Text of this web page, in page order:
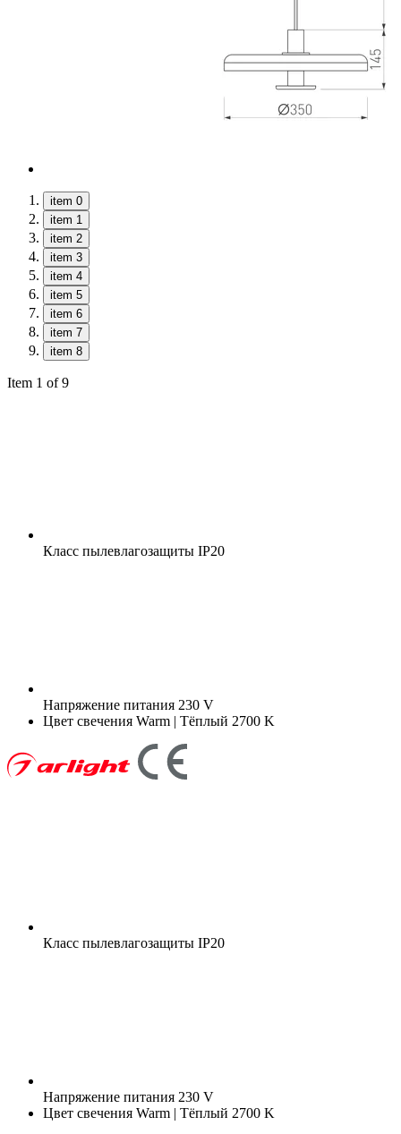
item 0
item 1
item 2
item 3
item 4
item 5
item 6
item 7
item 8
Item 1 of 9
Класс пылевлагозащиты IP20
Напряжение питания 230 V
Цвет свечения Warm | Тёплый 2700 K
Класс пылевлагозащиты IP20
Напряжение питания 230 V
Цвет свечения Warm | Тёплый 2700 K